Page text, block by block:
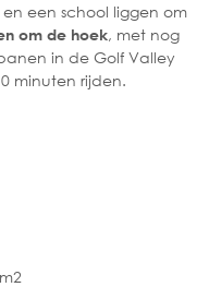
een school liggen om
om de hoek, met nog
in de Golf Valley
minuten rijden.